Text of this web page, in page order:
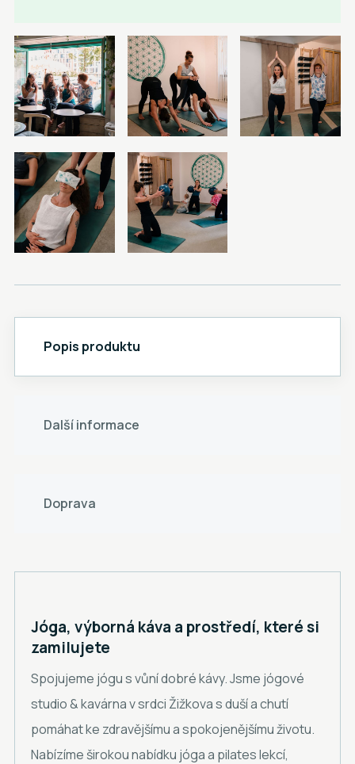
Popis produktu
Další informace
Doprava
Jóga, výborná káva a prostředí, které si
zamilujete
Spojujeme jógu s vůní dobré kávy. Jsme jógové
studio & kavárna v srdci Žižkova s duší a chutí
pomáhat ke zdravějšímu a spokojenějšímu životu.
Nabízíme širokou nabídku jóga a pilates lekcí,